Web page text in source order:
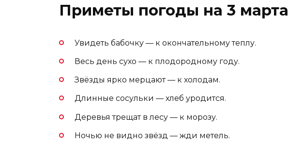
Приметы погоды на 3 марта
Увидеть бабочку — к окончательному теплу.
Весь день сухо — к плодородному году.
Звёзды ярко мерцают — к холодам.
Длинные сосульки — хлеб уродится.
Деревья трещат в лесу — к морозу.
Ночью не видно звёзд — жди метель.